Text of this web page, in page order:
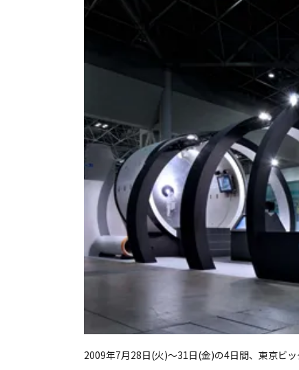
2009年7月28日(火)～31日(金)の4日間、東京ビ